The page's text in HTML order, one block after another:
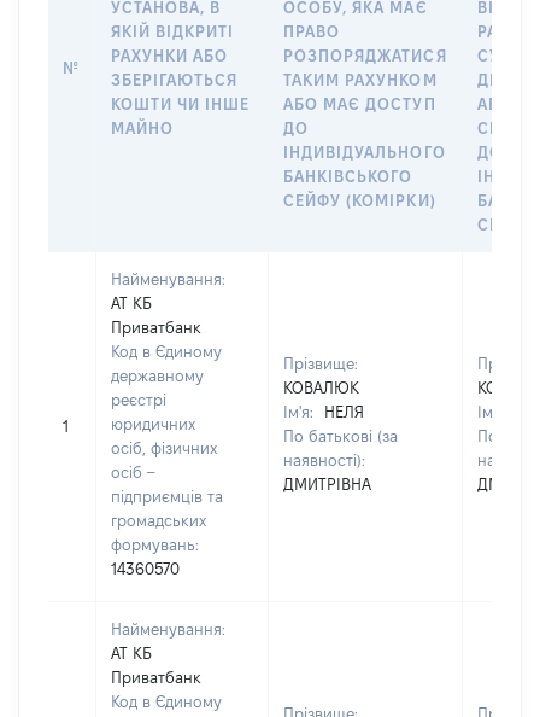
№
УСТАНОВА, В
ЯКІЙ ВІДКРИТІ
РАХУНКИ АБО
ЗБЕРІГАЮТЬСЯ
КОШТИ ЧИ ІНШЕ
МАЙНО
ОСОБУ, ЯКА МАЄ
ПРАВО
РОЗПОРЯДЖАТИСЯ
ТАКИМ РАХУНКОМ
АБО МАЄ ДОСТУП
ДО
ІНДИВІДУАЛЬНОГО
БАНКІВСЬКОГО
СЕЙФУ (КОМІРКИ)
АБО
СІМ’Ї
СЕЙФУ
1
Найменування:
АТ КБ
Приватбанк
Код в Єдиному
державному
реєстрі
юридичних
осіб, фізичних
осіб –
підприємців та
громадських
формувань:
14360570
Прізвище:
КОВАЛЮК
Ім'я:
НЕЛЯ
По батькові (за
наявності):
ДМИТРІВНА
Ім'я:
По
Найменування:
АТ КБ
Приватбанк
Код в Єдиному
Прізвище: